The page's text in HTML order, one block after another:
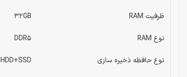
ظرفیت RAM 32GB
نوع RAM DDR5
نوع حافظه ذخیره سازی HDD+SSD